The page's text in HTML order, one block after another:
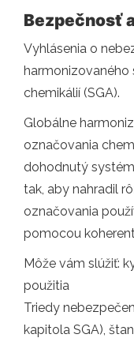
Bezpečnosť
Vyhlásenia o
harmonizovaného
chemikálií (SGA).
Globálne
označovania
dohodnutý
tak, aby nahradil
označovania
pomocou
Môže vám slúžiť:
použitia
Triedy
kapitola SGA),